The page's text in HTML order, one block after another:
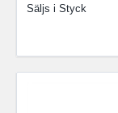
Säljs i Styck